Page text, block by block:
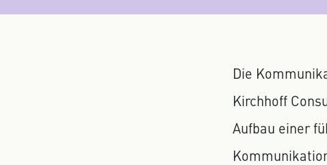
Die
Kirchhoff
Aufbau einer